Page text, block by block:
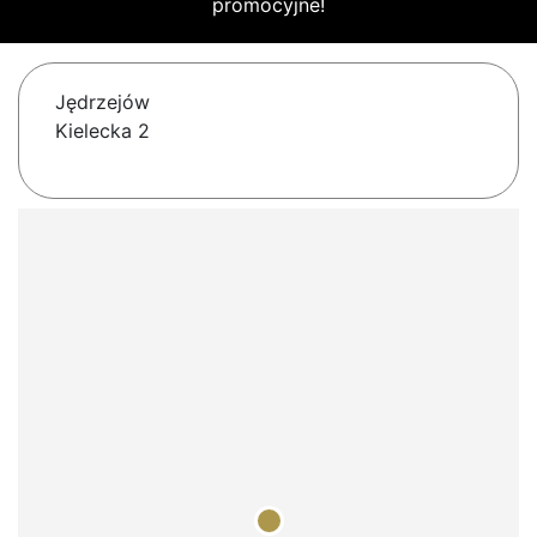
promocyjne!
Jędrzejów
Kielecka 2